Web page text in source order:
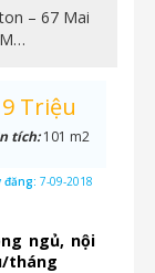
– 67 Mai
ngủ, nội
tháng
Triệu
tích:101 m2
đăng: 7-09-2018